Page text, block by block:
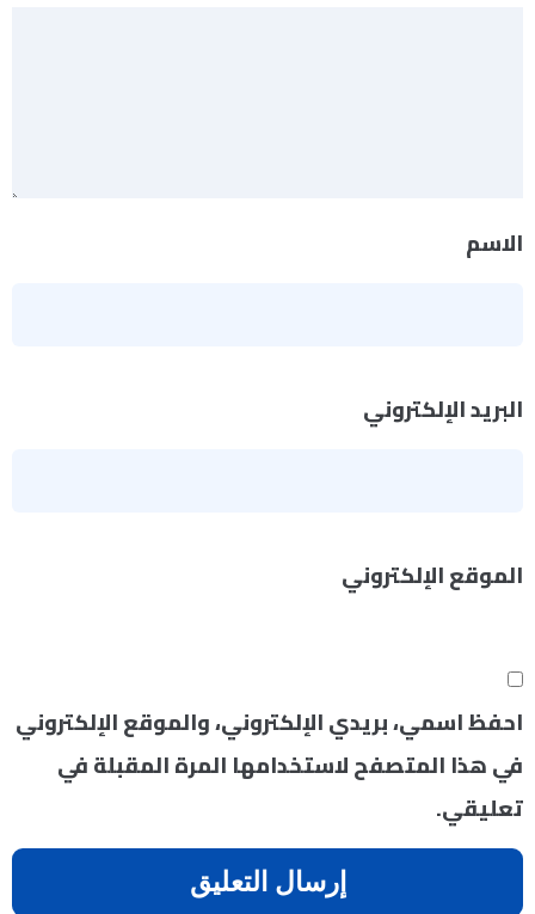
الاسم
البريد الإلكتروني
الموقع الإلكتروني
احفظ اسمي، بريدي الإلكتروني، والموقع الإلكتروني
في هذا المتصفح لاستخدامها المرة المقبلة في
تعليقي.